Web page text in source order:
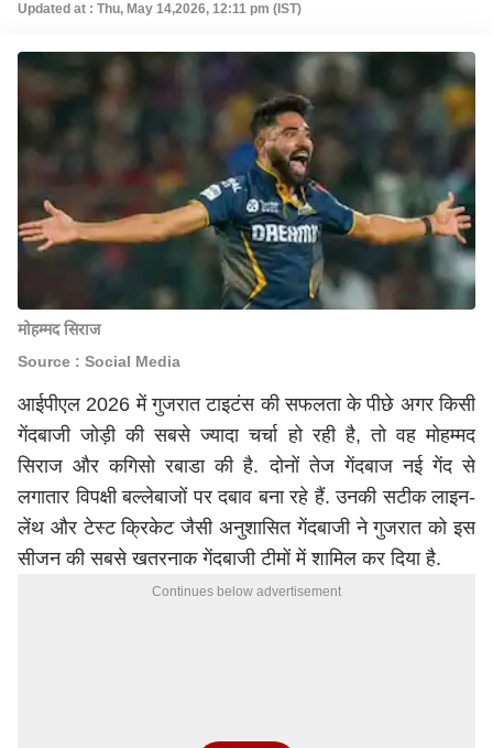
Updated at : Thu, May 14,2026, 12:11 pm (IST)
मोहम्मद सिराज
Source : Social Media
आईपीएल 2026 में गुजरात टाइटंस की सफलता के पीछे अगर किसी
गेंदबाजी जोड़ी की सबसे ज्यादा चर्चा हो रही है, तो वह मोहम्मद
सिराज औरकगिसो रबाडाकी है. दोनों तेज गेंदबाज नई गेंद से
लगातार विपक्षी बल्लेबाजों पर दबाव बना रहे हैं. उनकी सटीक लाइन-
लेंथ और टेस्ट क्रिकेट जैसी अनुशासित गेंदबाजी ने गुजरात को इस
सीजन की सबसे खतरनाक गेंदबाजी टीमों में शामिल कर दिया है.
Continues below advertisement